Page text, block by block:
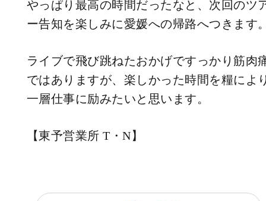
やっぱり最高の時間だったなと、次回のツ
ー告知を楽しみに愛媛への帰路へつきます
ライブで飛び跳ねたおかげですっかり筋肉
ではありますが、楽しかった時間を糧によ
一層仕事に励みたいと思います。
【東予営業所 T・N】